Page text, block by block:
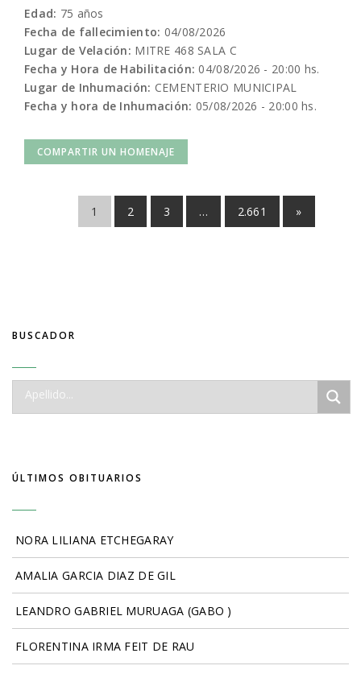
Edad: 75 años
Fecha de fallecimiento: 04/08/2026
Lugar de Velación: MITRE 468 SALA C
Fecha y Hora de Habilitación: 04/08/2026 - 20:00 hs.
Lugar de Inhumación: CEMENTERIO MUNICIPAL
Fecha y hora de Inhumación: 05/08/2026 - 20:00 hs.
COMPARTIR UN HOMENAJE
Page
1 Page
2 Page
3 … Page
2.661 »
BUSCADOR
ÚLTIMOS OBITUARIOS
NORA LILIANA ETCHEGARAY
AMALIA GARCIA DIAZ DE GIL
LEANDRO GABRIEL MURUAGA (GABO )
FLORENTINA IRMA FEIT DE RAU